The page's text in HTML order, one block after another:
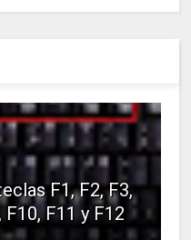
F1, F2, F3,
F10, F11 y F12